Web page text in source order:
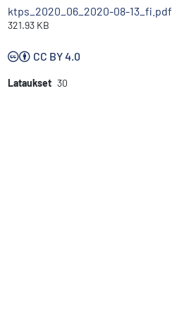
ktps_2020_06_2020-08-13_fi.pdf
321.93 KB
CC BY 4.0
Lataukset 30